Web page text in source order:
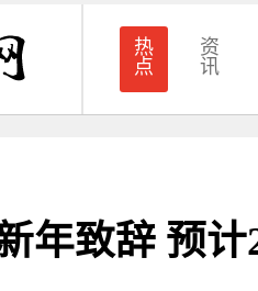
热
点
资
讯
年致辞 预